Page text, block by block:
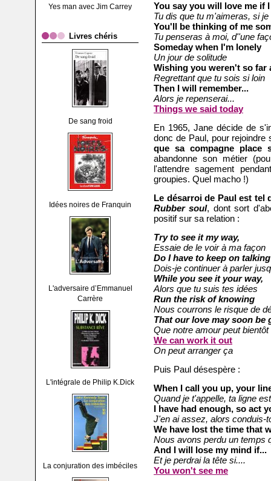
Yes man avec Jim Carrey
Livres chéris
De sang froid
Idées noires de Franquin
L'adversaire d’Emmanuel
Carrère
L'intégrale de Philip K.Dick
La conjuration des imbéciles
You say you will love me if
Tu dis que tu m'aimeras, si je
You'll be thinking of me
Tu penseras à moi, d''une
Someday when I'm lonely
Un jour de solitude
Wishing you weren't so far
Regrettant que tu sois si loin
Then I will remember...
Alors je repenserai...
Things we said today
En 1965, Jane décide de
donc de Paul, pour
que sa compagne place
abandonne son métier
l'attendre sagement
groupies. Quel macho !)
Le désarroi de Paul est tel
Rubber soul, dont sort
positif sur sa relation :
Try to see it my way,
Essaie de le voir à ma façon
Do I have to keep on
Dois-je continuer à parler
While you see it your way,
Alors que tu suis tes idées
Run the risk of knowing
Nous courrons le risque de
That our love may soon be
Que notre amour peut
We can work it out
On peut arranger ça
Puis Paul désespère :
When I call you up, your
Quand je t'appelle, ta ligne
I have had enough, so act
J'en ai assez, alors conduis-
We have lost the time that
Nous avons perdu un temps
And I will lose my mind if...
Et je perdrai la tête si....
You won't see me